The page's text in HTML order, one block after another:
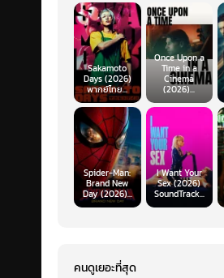
Sakamoto
Days (2026)
พากย์ไทย...
Once Upon a
Time in a
Cinema
(2026)...
Spider-Man:
Brand New
Day (2026)...
I Want Your
Sex (2026)
SoundTrack...
คนดูเยอะที่สุด